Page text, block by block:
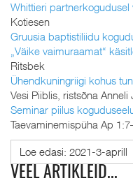
Whittieri
Kotiesen
Gruusia baptistiliidu
„Väike vaimuraamat“
Ritsbek
Ühendkuningriigi kohus
Vesi Piiblis, ristsõna Anneli
Seminar piilus
Taevaminemispüha Ap
Loe edasi: 2021-3-aprill
VEEL ARTIKLEID...